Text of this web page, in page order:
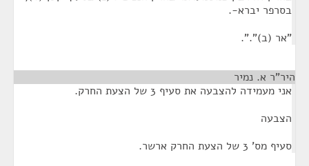
בסרפר יברא-.
"אר (ב)".".
היר"ר א. נמיר
אני מעמידה להצבעה את סעיף 3 של הצעת החרק.
הצבעה
סעיף מס' 3 של הצעת החרק ארשר.